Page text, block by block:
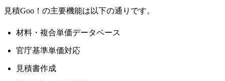
見積Goo！の主要機能は以下の通りです。
材料・複合単価データベース
官庁基準単価対応
見積書作成